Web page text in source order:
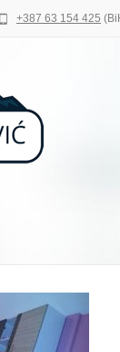
+387 63 154 425